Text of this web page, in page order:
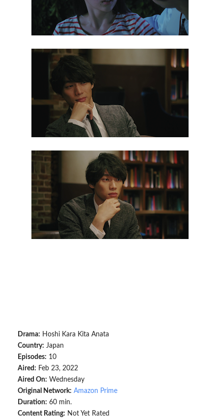
Drama: Hoshi Kara Kita Anata
Country: Japan
Episodes: 10
Aired: Feb 23, 2022
Aired On: Wednesday
Original Network: Amazon Prime
Duration: 60 min.
Content Rating: Not Yet Rated